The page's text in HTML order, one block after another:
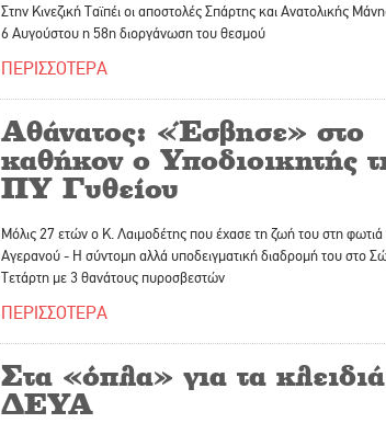
Στην Κινεζική Ταϊπέι οι αποστολές Σπάρτης και Ανατολικής
6 Αυγούστου η 58η διοργάνωση του θεσμού
ΠΕΡΙΣΣΟΤΕΡΑ
Αθάνατος: «Έσβησε» στο
καθήκον ο Υποδιοικητής
ΠΥ Γυθείου
Μόλις 27 ετών ο Κ. Λαιμοδέτης που έχασε τη ζωή του στη φωτιά
Αγερανού - Η σύντομη αλλά υποδειγματική διαδρομή του στο
Τετάρτη με 3 θανάτους πυροσβεστών
ΠΕΡΙΣΣΟΤΕΡΑ
Στα «όπλα» για τα
ΔΕΥΑ